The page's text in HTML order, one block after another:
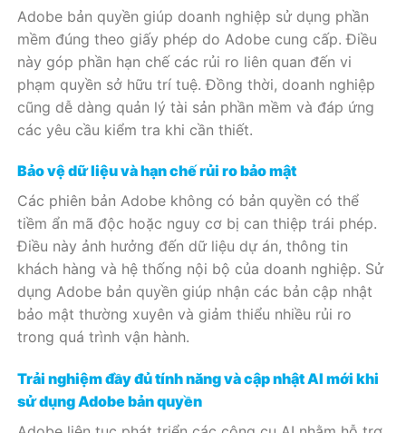
Adobe bản quyền giúp doanh nghiệp sử dụng phần
mềm đúng theo giấy phép do Adobe cung cấp. Điều
này góp phần hạn chế các rủi ro liên quan đến vi
phạm quyền sở hữu trí tuệ. Đồng thời, doanh nghiệp
cũng dễ dàng quản lý tài sản phần mềm và đáp ứng
các yêu cầu kiểm tra khi cần thiết.
Bảo vệ dữ liệu và hạn chế rủi ro bảo mật
Các phiên bản Adobe không có bản quyền có thể
tiềm ẩn mã độc hoặc nguy cơ bị can thiệp trái phép.
Điều này ảnh hưởng đến dữ liệu dự án, thông tin
khách hàng và hệ thống nội bộ của doanh nghiệp. Sử
dụng Adobe bản quyền giúp nhận các bản cập nhật
bảo mật thường xuyên và giảm thiểu nhiều rủi ro
trong quá trình vận hành.
Trải nghiệm đầy đủ tính năng và cập nhật AI mới khi
sử dụng Adobe bản quyền